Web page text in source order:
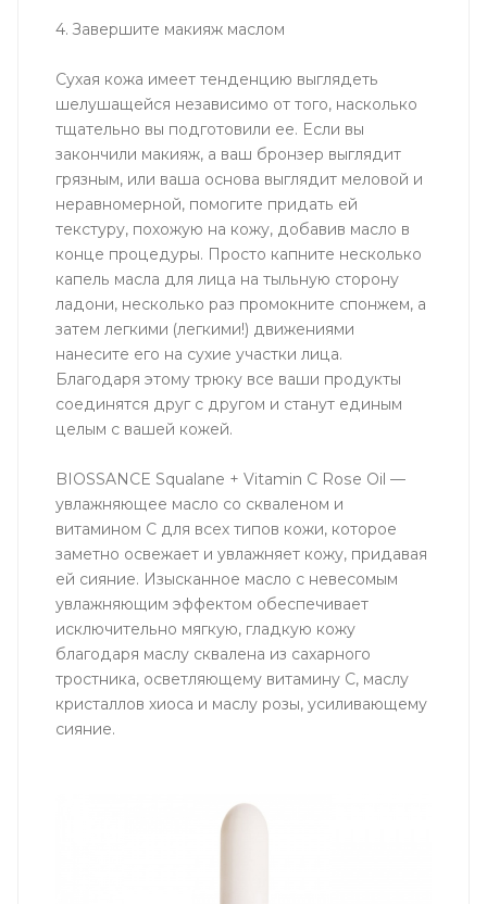
4. Завершите макияж маслом
Сухая кожа имеет тенденцию выглядеть
шелушащейся независимо от того, насколько
тщательно вы подготовили ее. Если вы
закончили макияж, а ваш бронзер выглядит
грязным, или ваша основа выглядит меловой и
неравномерной, помогите придать ей
текстуру, похожую на кожу, добавив масло в
конце процедуры. Просто капните несколько
капель масла для лица на тыльную сторону
ладони, несколько раз промокните спонжем, а
затем легкими (легкими!) движениями
нанесите его на сухие участки лица.
Благодаря этому трюку все ваши продукты
соединятся друг с другом и станут единым
целым с вашей кожей.
BIOSSANCE Squalane + Vitamin C Rose Oil —
увлажняющее масло со скваленом и
витамином С для всех типов кожи, которое
заметно освежает и увлажняет кожу, придавая
ей сияние. Изысканное масло с невесомым
увлажняющим эффектом обеспечивает
исключительно мягкую, гладкую кожу
благодаря маслу сквалена из сахарного
тростника, осветляющему витамину С, маслу
кристаллов хиоса и маслу розы, усиливающему
сияние.